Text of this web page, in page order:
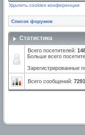
Удалить cookies конференции
Список форумов
Статистика
Всего посетителей:
Больше всего
Зарегистрированные
Всего сообщений: